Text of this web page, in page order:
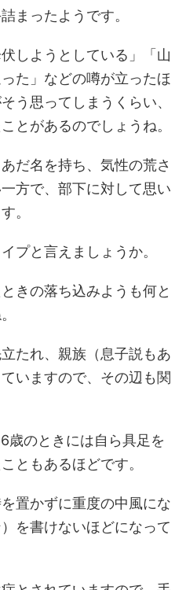
まったようです。
しようとしている」「山
た」などの噂が立ったほ
う思ってしまうくらい、
とがあるのでしょうね。
だ名を持ち、気性の荒さ
方で、部下に対して思い
。
プと言えましょうか。
きの落ち込みようも何と
たれ、親族（息子説もあ
いますので、その辺も関
歳のときには自ら具足を
ともあるほどです。
置かずに重度の中風にな
を書けないほどになって